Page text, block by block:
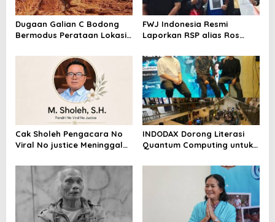
Dugaan Galian C Bodong
Bermodus Perataan Lokasi
Riau Akan Tinjauan Lokasi
FWJ Indonesia Resmi
Laporkan RSP alias Ros
Cak Sholeh Pengacara No
Viral No justice Meninggal
INDODAX Dorong Literasi
Quantum Computing untuk
Blockchain